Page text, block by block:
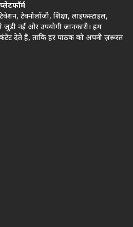
टेक्नोलॉजी, शिक्षा, लाइफस्टाइल,
नई और उपयोगी जानकारी। हम
देते हैं, ताकि हर पाठक को अपनी ज़रूरत